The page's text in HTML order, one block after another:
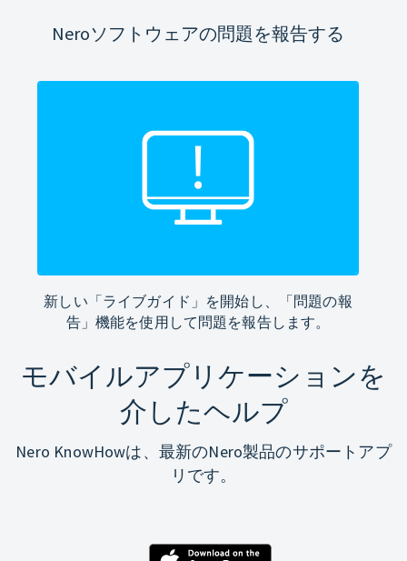
Neroソフトウェアの問題を報告する
新しい「ライブガイド」を開始し、「問題の報
告」機能を使用して問題を報告します。
モバイルアプリケーションを
介したヘルプ
Nero KnowHowは、最新のNero製品のサポートアプ
リです。